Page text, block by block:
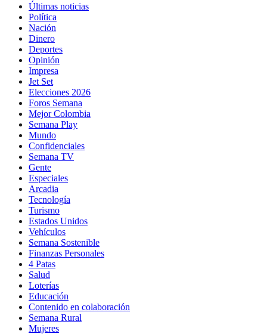
Últimas noticias
Política
Nación
Dinero
Deportes
Opinión
Impresa
Jet Set
Elecciones 2026
Foros Semana
Mejor Colombia
Semana Play
Mundo
Confidenciales
Semana TV
Gente
Especiales
Arcadia
Tecnología
Turismo
Estados Unidos
Vehículos
Semana Sostenible
Finanzas Personales
4 Patas
Salud
Loterías
Educación
Contenido en colaboración
Semana Rural
Mujeres